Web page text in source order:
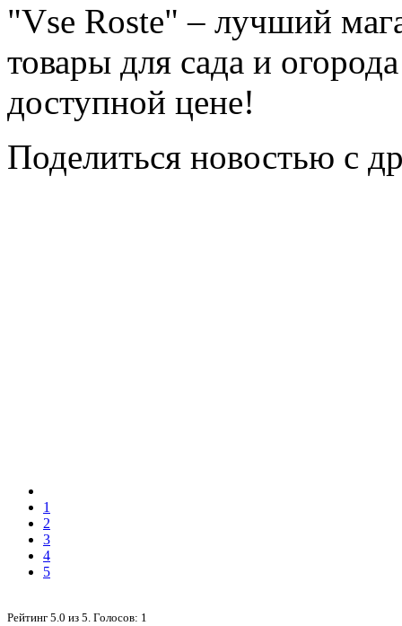
"Vse Roste" – лучший
товары для сада и
доступной цене!
Поделиться новостью с
1
2
3
4
5
Рейтинг 5.0 из 5 . Голосов: 1